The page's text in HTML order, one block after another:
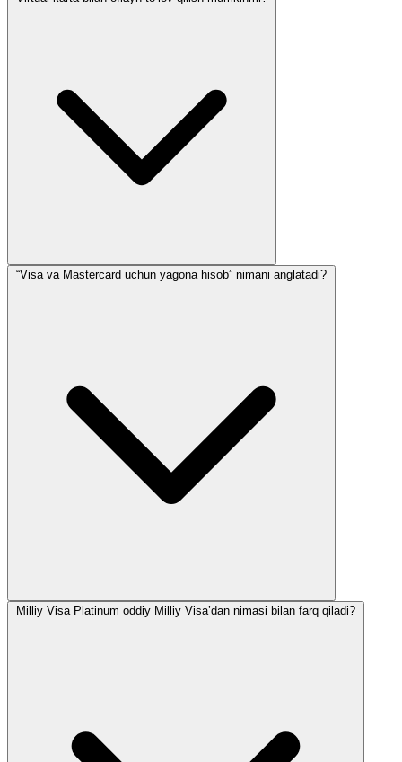
“Visa va Mastercard uchun yagona hisob” nimani anglatadi?
Milliy Visa Platinum oddiy Milliy Visa’dan nimasi bilan farq qiladi?